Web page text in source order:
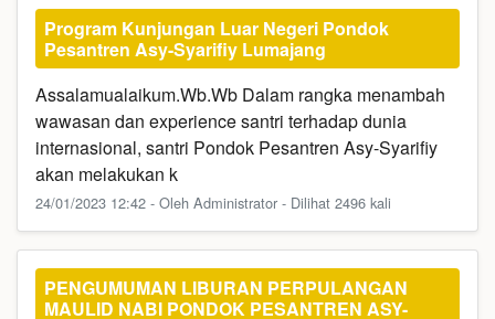
Program Kunjungan Luar Negeri Pondok
Pesantren Asy-Syarifiy Lumajang
Assalamualaikum.Wb.Wb Dalam rangka menambah
wawasan dan experience santri terhadap dunia
internasional, santri Pondok Pesantren Asy-Syarifiy
akan melakukan k
24/01/2023 12:42 - Oleh Administrator - Dilihat 2496 kali
PENGUMUMAN LIBURAN PERPULANGAN
MAULID NABI PONDOK PESANTREN ASY-